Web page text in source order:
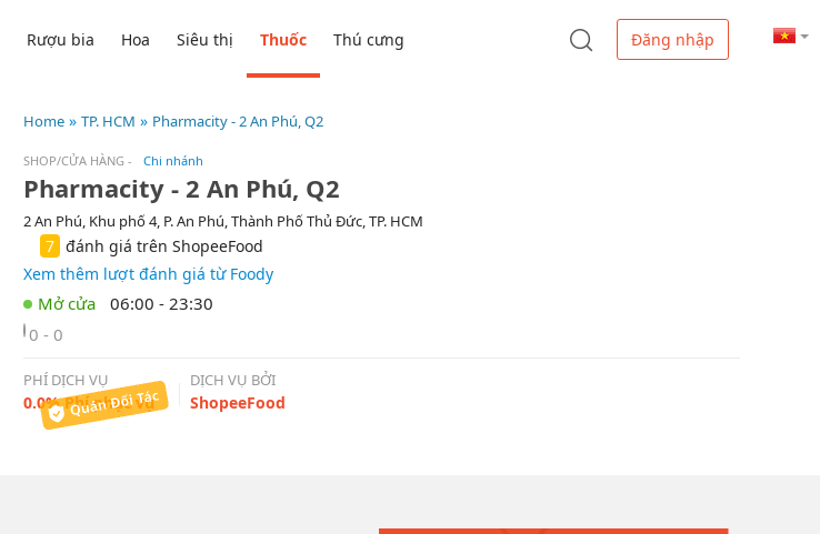
Rượu bia Hoa Siêu thị Thuốc Thú cưng Đăng nhập
Home TP. HCM Pharmacity - 2 An Phú, Q2
SHOP/CỬA HÀNG - Chi nhánh
Pharmacity - 2 An Phú, Q2
2 An Phú, Khu phố 4, P. An Phú, Thành Phố Thủ Đức, TP. HCM
7 đánh giá trên ShopeeFood
Xem thêm lượt đánh giá từ Foody
06:00 - 23:30
0 - 0
PHÍ DỊCH VỤ
0.0% Phí phục vụ
DỊCH VỤ BỞI
ShopeeFood